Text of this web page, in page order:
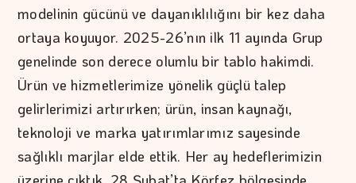
modelinin gücünü ve dayanıklılığını bir kez daha
ortaya koyuyor. 2025-26’nın ilk 11 ayında Grup
genelinde son derece olumlu bir tablo hakimdi.
Ürün ve hizmetlerimize yönelik güçlü talep
gelirlerimizi artırırken; ürün, insan kaynağı,
teknoloji ve marka yatırımlarımız sayesinde
sağlıklı marjlar elde ettik. Her ay hedeflerimizin